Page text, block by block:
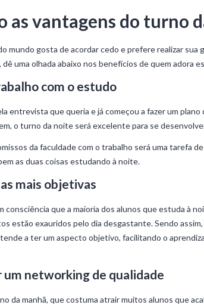
as vantagens do turno
mundo gosta de acordar cedo e prefere realizar
dê uma olhada abaixo nos benefícios de quem adora
com o estudo
entrevista que queria e já começou a fazer um plano
o turno da noite será excelente para se
da faculdade com o trabalho será uma tarefa
as duas coisas estudando à noite.
mais objetivas
consciência que a maioria dos alunos que estuda à
estão exauridos pelo dia desgastante. Sendo
a ter um aspecto objetivo, facilitando o
um networking de qualidade
da manhã, que costuma atrair muitos alunos que